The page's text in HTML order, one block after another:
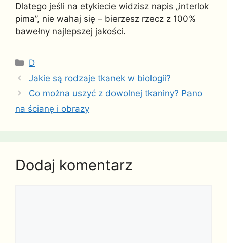
Dlatego jeśli na etykiecie widzisz napis „interlok
pima”, nie wahaj się – bierzesz rzecz z 100%
bawełny najlepszej jakości.
Kategorie
D
Jakie są rodzaje tkanek w biologii?
Co można uszyć z dowolnej tkaniny? Pano
na ścianę i obrazy
Dodaj komentarz